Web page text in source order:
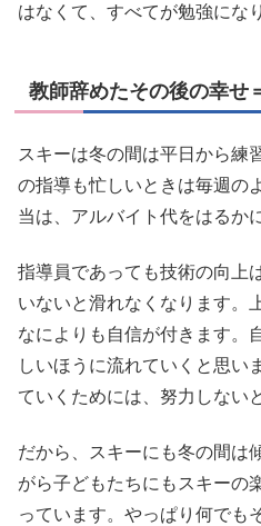
はなくて、すべてが勉強にな
教師辞めたその後の幸せ
スキーは冬の間は平日から練
の指導も忙しいときは毎週の
当は、アルバイト代をはるか
指導員であっても技術の向上
いないと滑れなくなります。
なによりも自信が付きます。
しいほうに流れていくと思い
ていくためには、努力しない
だから、スキーにも冬の間は
がら子どもたちにもスキーの
っています。やっぱり何でも